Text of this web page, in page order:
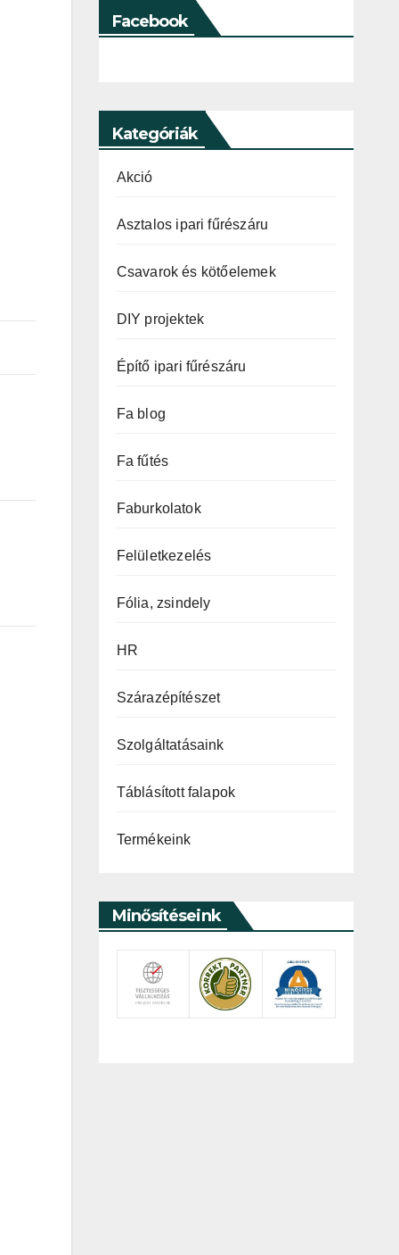
Facebook
Kategóriák
Akció
Asztalos ipari fűrészáru
Csavarok és kötőelemek
DIY projektek
Építő ipari fűrészáru
Fa blog
Fa fűtés
Faburkolatok
Felületkezelés
Fólia, zsindely
HR
Szárazépítészet
Szolgáltatásaink
Táblásított falapok
Termékeink
Minősítéseink